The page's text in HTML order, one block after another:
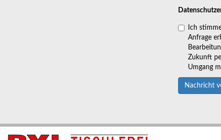
Ich
Anfrage
Zukunft
Umgang
Nachricht